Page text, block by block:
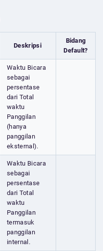
Deskripsi
Bidang
Default?
Waktu Bicara
sebagai
persentase
dari Total
waktu
Panggilan
(hanya
panggilan
eksternal).
Waktu Bicara
sebagai
persentase
dari Total
waktu
Panggilan
termasuk
panggilan
internal.